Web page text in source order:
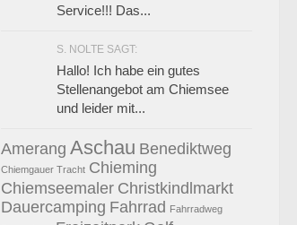
Service!!! Das...
S. NOLTE SAGT:
Hallo! Ich habe ein gutes
Stellenangebot am Chiemsee
und leider mit...
Amerang Aschau Benediktweg
Chiemgauer Tracht Chieming
Chiemseemaler Christkindlmarkt
Dauercamping Fahrrad Fahrradweg